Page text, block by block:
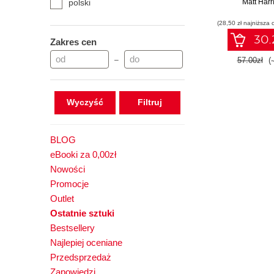
polski
Zakres cen
–
Wyczyść
BLOG
eBooki za 0,00zł
Nowości
Promocje
Outlet
Ostatnie sztuki
Bestsellery
Najlepiej oceniane
Przedsprzedaż
Zapowiedzi
Matt
(28,50 zł najniższa
57.00zł